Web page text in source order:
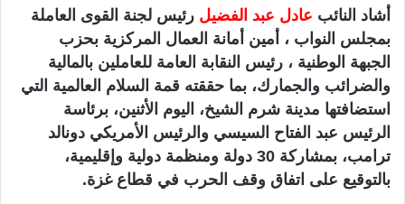
أشاد النائب عادل عبد الفضيل رئيس لجنة القوى العاملة
بمجلس النواب ، أمين أمانة العمال المركزية بحزب
الجبهة الوطنية ، رئيس النقابة العامة للعاملين بالمالية
والضرائب والجمارك، بما حققته قمة السلام العالمية التي
استضافتها مدينة شرم الشيخ، اليوم الأثنين، برئاسة
الرئيس عبد الفتاح السيسي والرئيس الأمريكي دونالد
ترامب، بمشاركة 30 دولة ومنظمة دولية وإقليمية،
بالتوقيع على اتفاق وقف الحرب في قطاع غزة.